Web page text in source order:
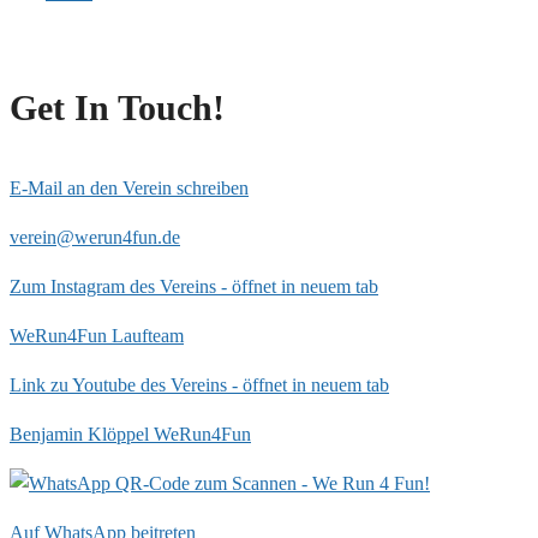
Get In Touch!
E-Mail an den Verein schreiben
verein@werun4fun.de
Zum Instagram des Vereins - öffnet in neuem tab
WeRun4Fun Laufteam
Link zu Youtube des Vereins - öffnet in neuem tab
Benjamin Klöppel WeRun4Fun
Auf WhatsApp beitreten